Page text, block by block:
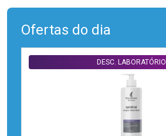
Ofertas do dia
DESC. LABORATÓRIO